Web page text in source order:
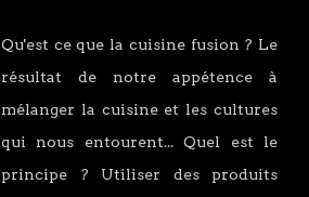
Qu'est ce que la cuisine fusion ? Le
résultat de notre appétence à
mélanger la cuisine et les cultures
qui nous entourent... Quel est le
principe ? Utiliser des produits